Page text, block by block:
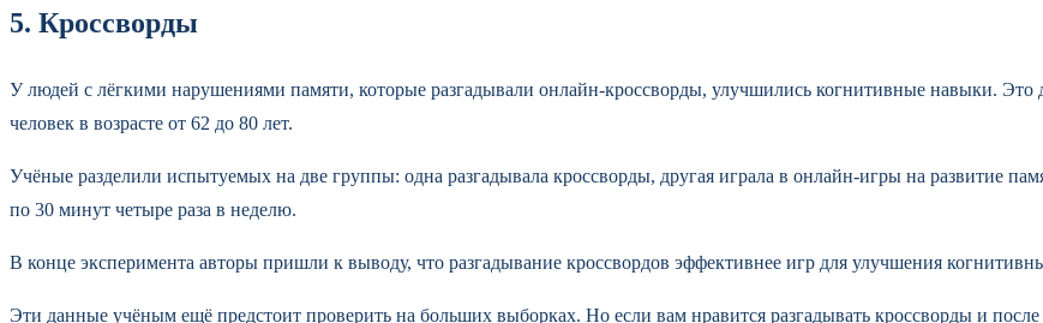
5. Кроссворды
У людей с лёгкими нарушениями памяти, которые разгадывали онлайн-кроссворды, улучшились когнитивные навыки. Это
человек в возрасте от 62 до 80 лет.
Учёные разделили испытуемых на две группы: одна разгадывала кроссворды, другая играла в онлайн-игры на развитие
по 30 минут четыре раза в неделю.
В конце эксперимента авторы пришли к выводу, что разгадывание кроссвордов эффективнее игр для улучшения
Эти данные учёным ещё предстоит проверить на больших выборках. Но если вам нравится разгадывать кроссворды и после